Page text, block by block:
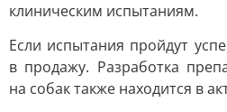
клиническим испытаниям.
Если испытания пройдут
в продажу. Разработка
на собак также находится в